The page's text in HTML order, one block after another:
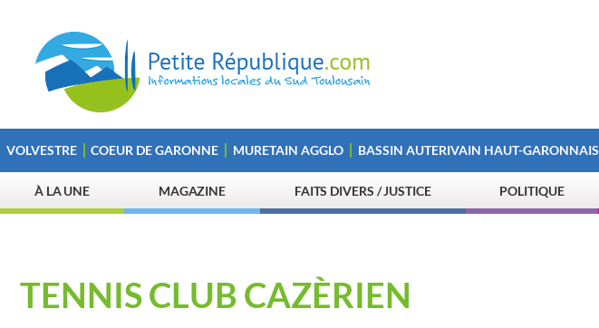
VOLVESTRE COEUR DE GARONNE MURETAIN AGGLO BASSIN AUTERIVAIN HAUT-GARONNAIS
À LA UNE MAGAZINE FAITS DIVERS / JUSTICE POLITIQUE
TENNIS CLUB CAZÈRIEN